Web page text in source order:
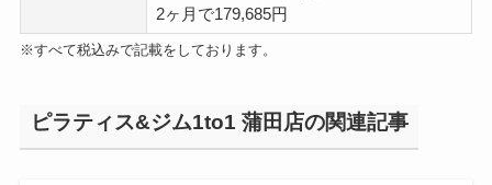
2ヶ月で179,685円
※すべて税込みで記載をしております。
ピラティス&ジム1to1 蒲田店の関連記事